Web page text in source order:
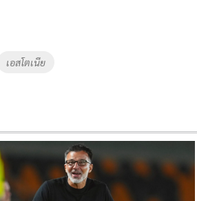
เอสโตเนีย